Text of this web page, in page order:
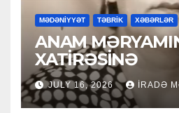
MƏDƏNİYYƏT TƏBRİK XƏBƏRLƏR
ANAM
XATİRƏSİNƏ
JULY 16, 2026 İRADƏ